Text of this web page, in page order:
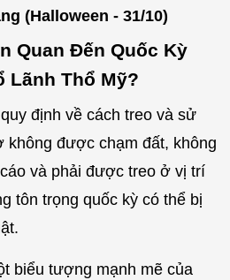
(Halloween - 31/10)
Quan Đến Quốc Kỳ
Lãnh Thổ Mỹ?
định về cách treo và sử
không được chạm đất, không
và phải được treo ở vị trí
tôn trọng quốc kỳ có thể bị
biểu tượng mạnh mẽ của